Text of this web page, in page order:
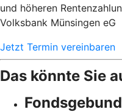
und höheren
Volksbank Münsingen eG
Jetzt Termin vereinbaren
Das könnte Sie